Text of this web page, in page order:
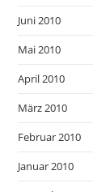
Juni 2010
Mai 2010
April 2010
März 2010
Februar 2010
Januar 2010